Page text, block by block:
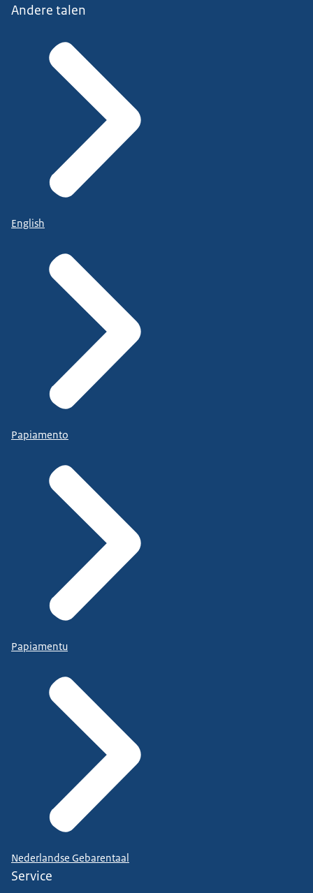
Andere talen
English
Papiamento
Papiamentu
Nederlandse Gebarentaal
Service